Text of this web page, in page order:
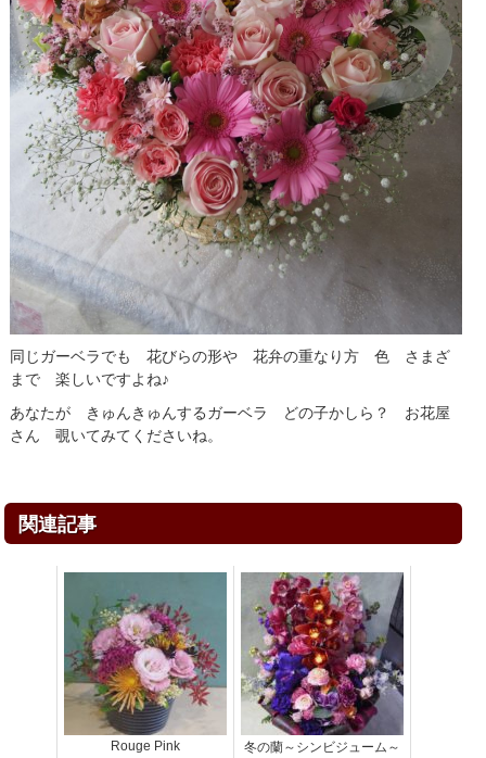
同じガーベラでも 花びらの形や 花弁の重なり方 色 さまざ
まで 楽しいですよね♪
あなたが きゅんきゅんするガーベラ どの子かしら？ お花屋
さん 覗いてみてくださいね。
関連記事
Rouge Pink 冬の蘭～シンビジューム～